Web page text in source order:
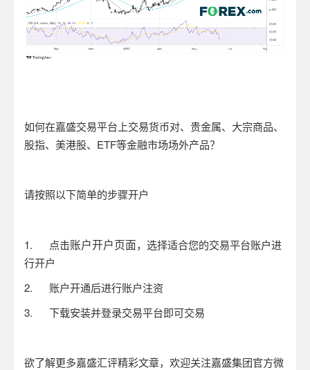
如何在嘉盛交易平台上交易货币对、贵金属、大宗商品、
股指、美港股、 ETF等金融市场场外产品？
请按照以下简单的步骤开户
1. 点击账户开户页面，选择适合您的交易平台账户进
行开户
2. 账户开通后进行账户注资
3. 下载安装并登录交易平台即可交易
欲了解更多嘉盛汇评精彩文章，欢迎关注嘉盛集团官方微